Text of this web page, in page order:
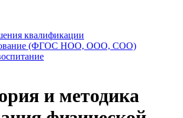
квалификации
(ФГОС НОО, ООО, СОО)
и методика